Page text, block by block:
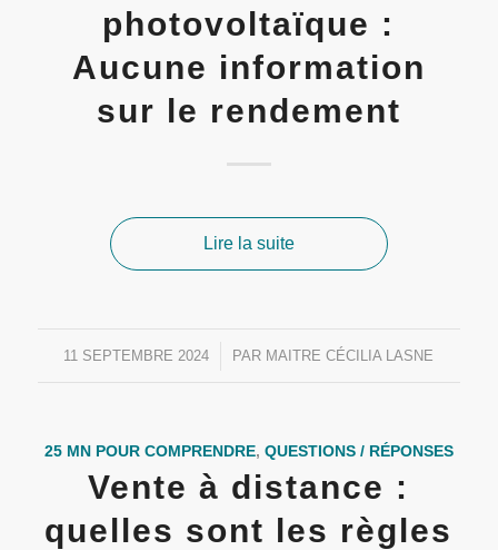
photovoltaïque :
Aucune information
sur le rendement
Lire la suite
11 SEPTEMBRE 2024
/ PAR MAITRE CÉCILIA LASNE
25 MN POUR COMPRENDRE, QUESTIONS / RÉPONSES
Vente à distance :
quelles sont les règles